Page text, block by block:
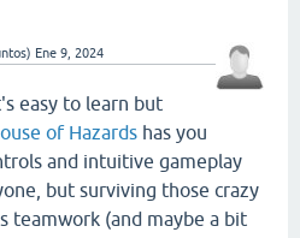
Ene 9, 2024
easy to learn but
of Hazards has you
and intuitive gameplay
but surviving those crazy
teamwork (and maybe a bit